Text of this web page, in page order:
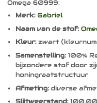
Omega 60999:
Merk: Gabriel
Naam van de stof:
Kleur: zwart
Samenstelling:100%
bijzondere stof door
honingraatstructuur
Afmeting: diverse